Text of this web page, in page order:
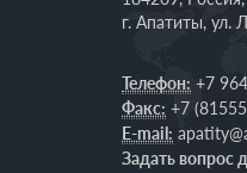
г. Апатиты, ул.
Телефон: +7
Факс: +7
E-mail:
Задать вопрос